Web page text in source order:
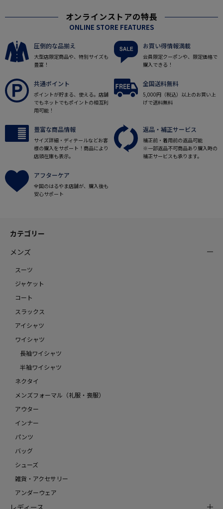
オンラインストアの特長
ONLINE STORE FEATURES
圧倒的な品揃え
大型店限定商品や、特別サイズも
豊富！
お買い得情報満載
会員限定クーポンや、限定価格で
購入できる！
共通ポイント
ポイントが貯まる、使える。店舗
でもネットでもポイントの相互利
用可能！
全国送料無料
5,000円（税込）以上のお買い上
げで送料無料
豊富な商品情報
サイズ詳細・ディテールなどお客
様の購入をサポート！商品により
店頭在庫も表示。
返品・補正サービス
補正前・着用前の返品可能
※一部返品不可商品あり購入時の
補正サービスも承ります。
アフターケア
全国のはるやま店舗が、購入後も
安心サポート
カテゴリー
メンズ
スーツ
ジャケット
コート
スラックス
アイシャツ
ワイシャツ
長袖ワイシャツ
半袖ワイシャツ
ネクタイ
メンズフォーマル（礼服・喪服）
アウター
インナー
パンツ
バッグ
シューズ
雑貨・アクセサリー
アンダーウェア